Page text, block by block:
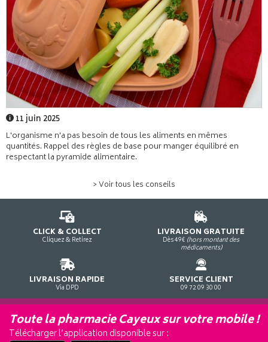
11 juin 2025
L'organisme n'a pas besoin de tous les aliments en mêmes
quantités. Rappel des règles de base pour manger équilibré en
respectant la pyramide alimentaire.
> Voir tous les conseils
CLICK & COLLECT
Cliquez & Retirez
LIVRAISON GRATUITE
Dès 49€ (hors montant des
médicaments)
LIVRAISON RAPIDE
Via DPD
SERVICE CLIENT
09 72 09 30 00
Toute la pharmacie Cayeux sur votre mobile !
Télécharger l’application disponible sur :